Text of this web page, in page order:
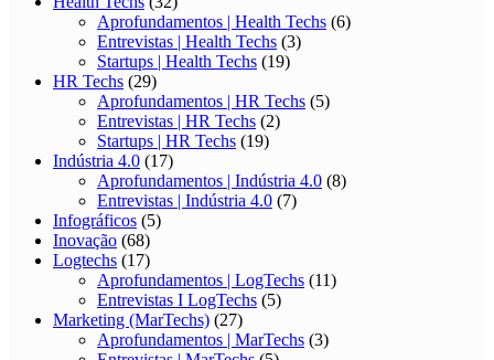
Aprofundamentos | Health Techs (6)
Entrevistas | Health Techs (3)
Startups | Health Techs (19)
HR Techs (29)
Aprofundamentos | HR Techs (5)
Entrevistas | HR Techs (2)
Startups | HR Techs (19)
Indústria 4.0 (17)
Aprofundamentos | Indústria 4.0 (8)
Entrevistas | Indústria 4.0 (7)
Infográficos (5)
Inovação (68)
Logtechs (17)
Aprofundamentos | LogTechs (11)
Entrevistas I LogTechs (5)
Marketing (MarTechs) (27)
Aprofundamentos | MarTechs (3)